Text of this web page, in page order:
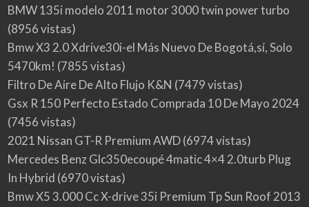
BMW 135i modelo 2011 motor 3000 twin power turbo
(8956 vistas)
Bmw X3 2.0 Xdrive30i-el Más Nuevo De Bogotá,sí, Solo
5470km! (7855 vistas)
Filtro De Aire De Alto Flujo K&N (7479 vistas)
Gsx R 150 Perfecto Estado Comprada 10 De Mayo 2024
(7456 vistas)
2021 Nissan GT-R Premium AWD(6974 vistas)
Mercedes Benz Glc350ecoupé 4matic 4×4 2.0turb Plug
In Hybrid (6970 vistas)
Bmw X5 3.000 Cc X-drive 35i Premium Tp Sun Roof 2013